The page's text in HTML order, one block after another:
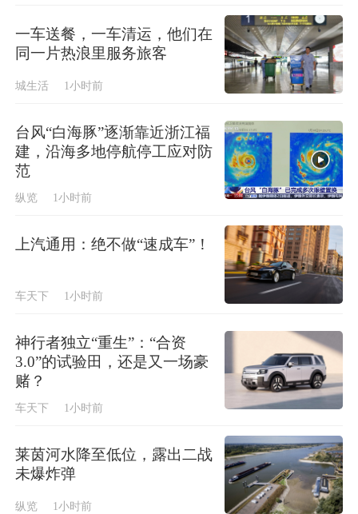
一车送餐，一车清运，他们在
同一片热浪里服务旅客
城生活 1小时前
台风“白海豚”逐渐靠近浙江福
建，沿海多地停航停工应对防
范
纵览 1小时前
上汽通用：绝不做“速成车”！
车天下 1小时前
神行者独立“重生”：“合资
3.0”的试验田，还是又一场豪
赌？
车天下 1小时前
莱茵河水降至低位，露出二战
未爆炸弹
纵览 1小时前